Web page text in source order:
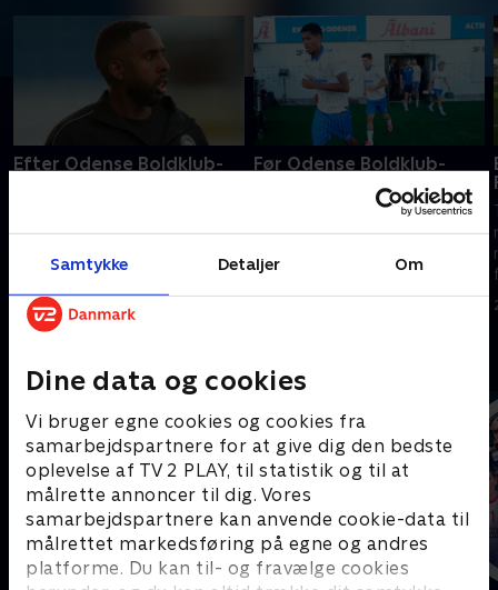
Samtykke Detaljer Om
Dine data og cookies
Vi bruger egne cookies og cookies fra
samarbejdspartnere for at give dig den bedste
oplevelse af TV 2 PLAY, til statistik og til at
målrette annoncer til dig. Vores
samarbejdspartnere kan anvende cookie-data til
målrettet markedsføring på egne og andres
platforme. Du kan til- og fravælge cookies
Efter Odense Boldklub-
reportere er klar til at levere
fra 3F Superliga.
3. august 2026 • 25 min
Før Odense Boldklub-
TV 2s værter, eksperter og
reportere er klar til at levere
fra 3F Superliga.